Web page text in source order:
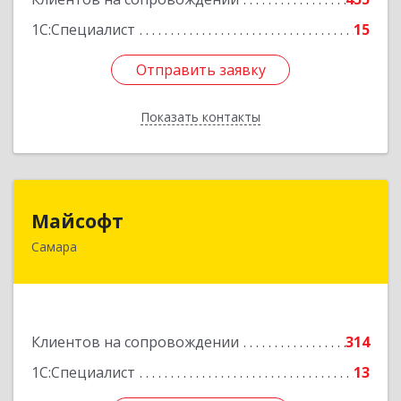
1С:Специалист
15
Отправить заявку
Показать контакты
Отправить заявку
Назад
Майсофт
Самара
Клиентов на сопровождении
314
1С:Специалист
13
443076, Самарская обл, Самара г, Партизанская